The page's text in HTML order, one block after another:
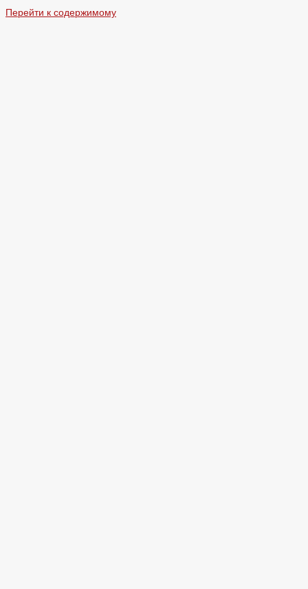
Перейти к содержимому